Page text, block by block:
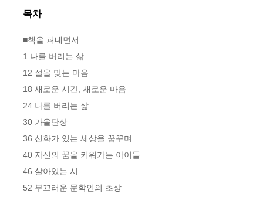
목차
■책을 펴내면서
1 나를 버리는 삶
12 설을 맞는 마음
18 새로운 시간, 새로운 마음
24 나를 버리는 삶
30 가을단상
36 신화가 있는 세상을 꿈꾸며
40 자신의 꿈을 키워가는 아이들
46 살아있는 시
52 부끄러운 문학인의 초상